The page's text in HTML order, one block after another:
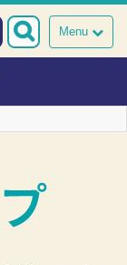
Menu